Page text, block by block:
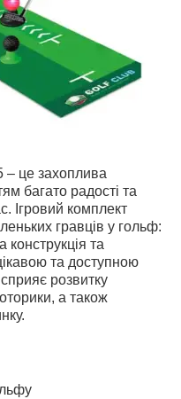
– це захоплива
багато радості та
Ігровий комплект
гравців у гольф:
конструкція та
та доступною
розвитку
а також